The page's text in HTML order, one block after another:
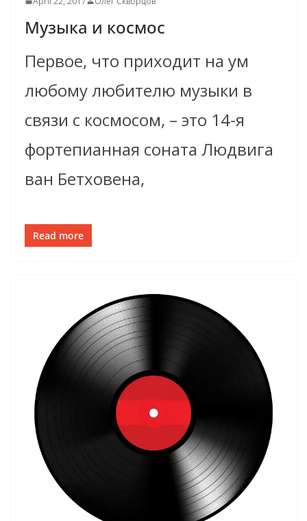
Музыка и космос
Первое, что приходит на ум
любому любителю музыки в
связи с космосом, – это 14-я
фортепианная соната Людвига
ван Бетховена,
Read more